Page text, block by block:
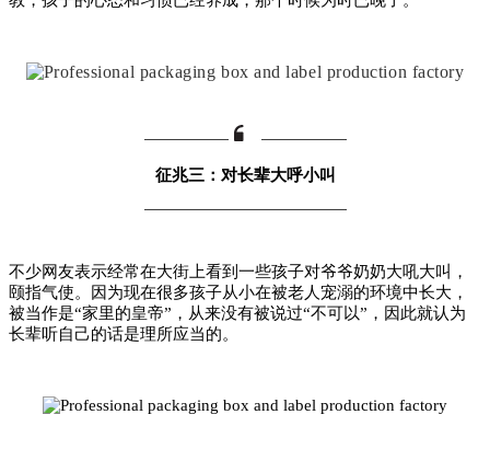
征兆三：对长辈大呼小叫
不少网友表示经常在大街上看到一些孩子对爷爷奶奶大吼大叫，
颐指气使。因为现在很多孩子从小在被老人宠溺的环境中长大，
被当作是“家里的皇帝”， 从来没有被说过“不可以”，因此就认为
长辈听自己的话是理所应当的。